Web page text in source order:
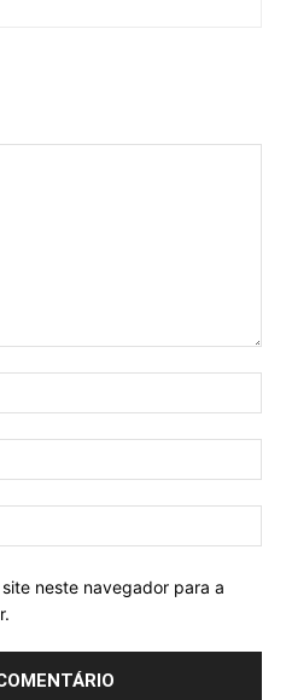
neste navegador para a